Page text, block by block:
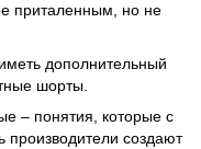
приталенным, но не
дополнительный
шорты.
– понятия, которые с
создают